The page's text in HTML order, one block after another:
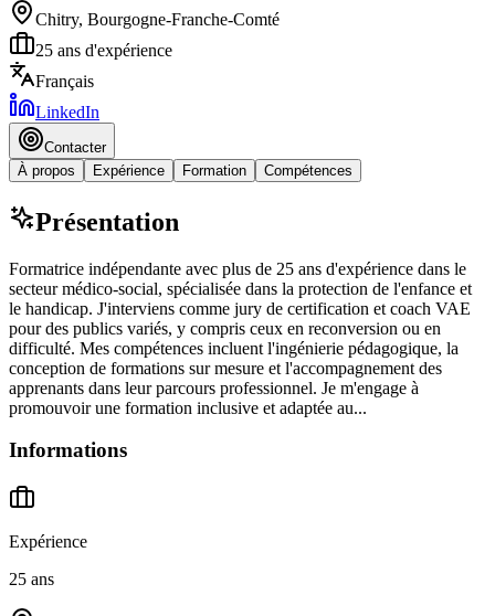
Chitry, Bourgogne-Franche-Comté
25 ans d'expérience
Français
LinkedIn
Contacter
À propos
Expérience Formation Compétences
Présentation
Formatrice indépendante avec plus de 25 ans d'expérience dans le
secteur médico-social, spécialisée dans la protection de l'enfance et
le handicap. J'interviens comme jury de certification et coach VAE
pour des publics variés, y compris ceux en reconversion ou en
difficulté. Mes compétences incluent l'ingénierie pédagogique, la
conception de formations sur mesure et l'accompagnement des
apprenants dans leur parcours professionnel. Je m'engage à
promouvoir une formation inclusive et adaptée au...
Informations
Expérience
25 ans